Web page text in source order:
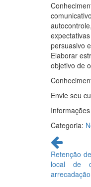
persuasivo
Elaborar
objetivo de
Envie seu
Categoria:
Continue
lendo
Retenção
local de